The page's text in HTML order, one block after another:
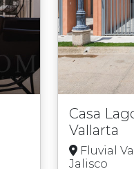
Casa
Vallarta
Fluvial
Jalisco